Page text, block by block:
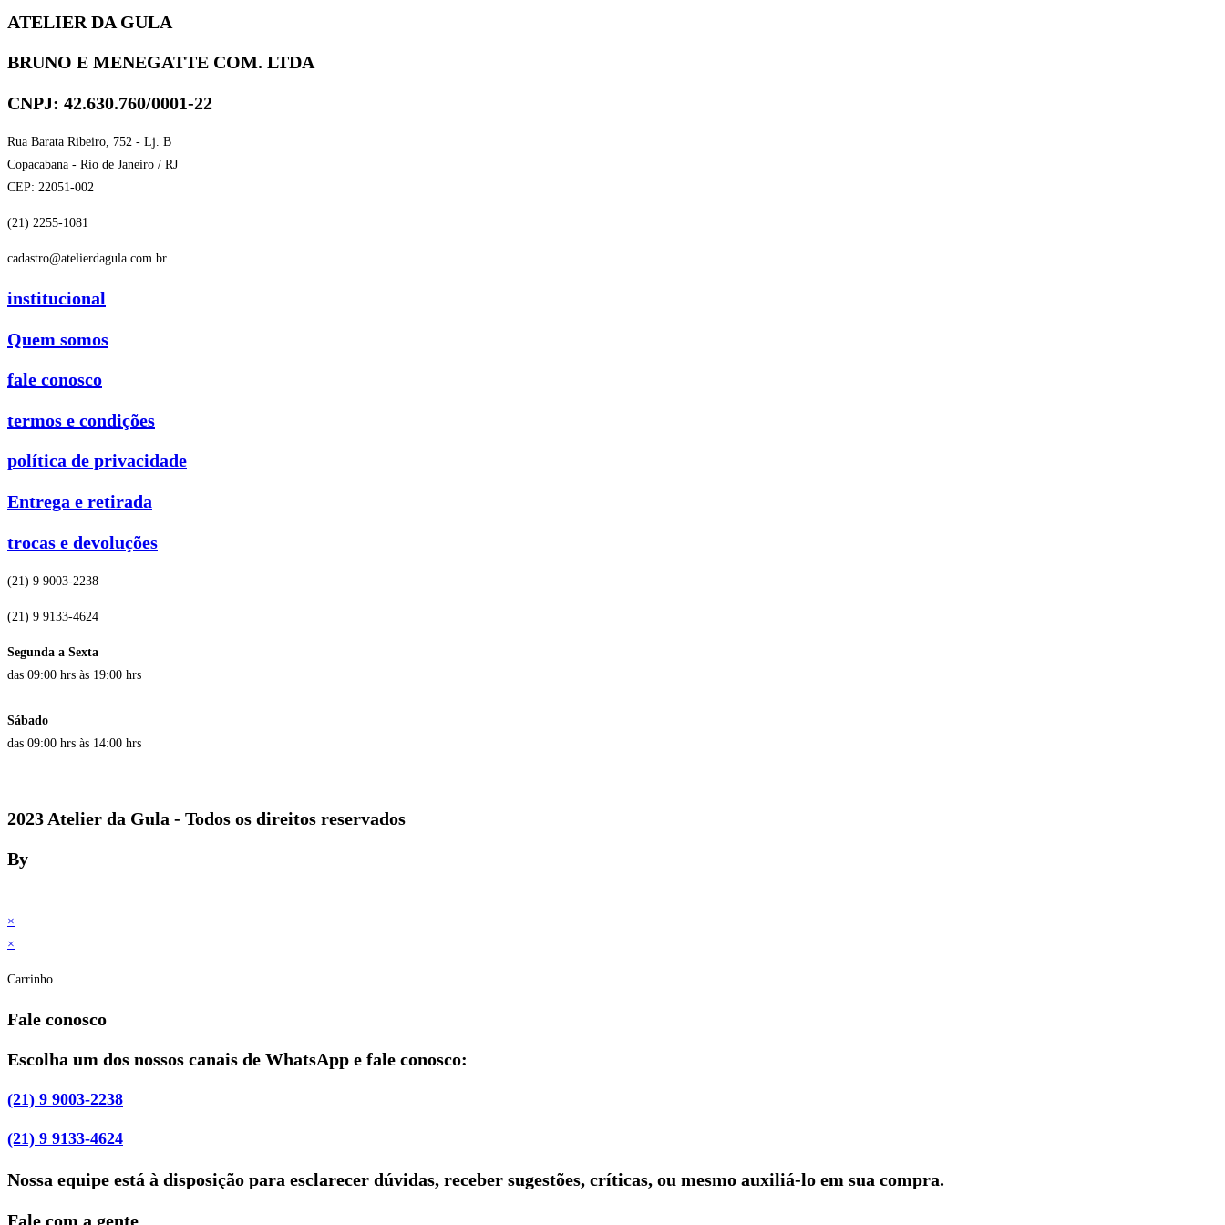
ATELIER DA GULA
BRUNO E MENEGATTE COM. LTDA
CNPJ: 42.630.760/0001-22
Rua Barata Ribeiro, 752 - Lj. B
Copacabana - Rio de Janeiro / RJ
CEP: 22051-002
(21) 2255-1081
cadastro@atelierdagula.com.br
institucional
Quem somos
fale conosco
termos e condições
política de privacidade
Entrega e retirada
trocas e devoluções
(21) 9 9003-2238
(21) 9 9133-4624
Segunda a Sexta
das 09:00 hrs às 19:00 hrs
Sábado
das 09:00 hrs às 14:00 hrs
2023 Atelier da Gula - Todos os direitos reservados
By
×
×
Carrinho
Fale conosco
Escolha um dos nossos canais de WhatsApp e fale conosco:
(21) 9 9003-2238
(21) 9 9133-4624
Nossa equipe está à disposição para esclarecer dúvidas, receber sugestões, críticas, ou mesmo auxiliá-lo em sua compra.
Fale com a gente